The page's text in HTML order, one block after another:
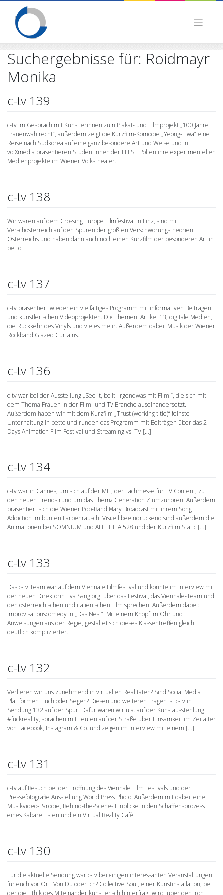
Skip
content
Suchergebnisse für: Roidmayr
Monika
c-tv 139
c-tv im Gespräch mit Künstlerinnen zum Plakat- und Filmprojekt „100 Jahre
Frauenwahlrecht“, außerdem zeigt die Kurzfilm-Komödie „Yeong-Hwa“ eine
Reise nach Südkorea auf eine ganz besondere Art und Weise und in
volXmedia präsentieren StudentInnen der FH St. Pölten ihre experimentellen
Medienprojekte im Wiener Volkstheater.
c-tv 138
Wir waren auf dem Crossing Europe Filmfestival in Linz, sind mit
Verschösterreich auf den Spuren der größten Verschwörungstheorien
Österreichs und haben dann auch noch einen Kurzfilm der besonderen Art in
petto.
c-tv 137
c-tv präsentiert wieder ein vielfältiges Programm mit informativen Beiträgen
und künstlerischen Videoprojekten. Die Themen: Artikel 13, digitale Medien,
die Rückkehr des Vinyls und vieles mehr. Außerdem dabei: Musik der Wiener
Rockband Glazed Curtains.
c-tv 136
c-tv war bei der Ausstellung „See it, be it! Irgendwas mit Film!“, die sich mit
dem Thema Frauen in der Film- und TV Branche auseinandersetzt.
Außerdem haben wir mit dem Kurzfilm „Trust (working title)“ feinste
Unterhaltung in petto und runden das Programm mit Beiträgen über das 2
Days Animation Film Festival und Streaming vs. TV […]
c-tv 134
c-tv war in Cannes, um sich auf der MIP, der Fachmesse für TV Content, zu
den neuen Trends rund um das Thema Generation Z umzuhören. Außerdem
präsentiert sich die Wiener Pop-Band Mary Broadcast mit ihrem Song
Addiction im bunten Farbenrausch. Visuell beeindruckend sind außerdem die
Animationen bei SOMNIUM und ALETHEIA 528 und der Kurzfilm Static […]
c-tv 133
Das c-tv Team war auf dem Viennale Filmfestival und konnte im Interview mit
der neuen Direktorin Eva Sangiorgi über das Festival, das Viennale-Team und
den österreichischen und italienischen Film sprechen. Außerdem dabei:
Improvisationscomedy in „Das Nest“. Mit einem Knopf im Ohr und
Anweisungen aus der Regie, gestaltet sich dieses Klassentreffen gleich
deutlich komplizierter.
c-tv 132
Verlieren wir uns zunehmend in virtuellen Realitäten? Sind Social Media
Plattformen Fluch oder Segen? Diesen und weiteren Fragen ist c-tv in
Sendung 132 auf der Spur. Dafür waren wir u.a. auf der Kunstausstehlung
#fuckreality, sprachen mit Leuten auf der Straße über Einsamkeit im Zeitalter
von Facebook, Instagram & Co. und zeigen im Interview mit einem […]
c-tv 131
c-tv auf Besuch bei der Eröffnung des Viennale Film Festivals und der
Pressefotografie Ausstellung World Press Photo. Außerdem mit dabei: eine
Musikvideo-Parodie, Behind-the-Scenes Einblicke in den Schaffensprozess
eines Kabarettisten und ein Virtual Reality Café.
c-tv 130
Für die aktuelle Sendung war c-tv bei einigen interessanten Veranstaltungen
für euch vor Ort. Von Du oder ich? Collective Soul, einer Kunstinstallation, bei
der die Ethik des Miteinander künstlerisch hinterfragt wird, über den Iron